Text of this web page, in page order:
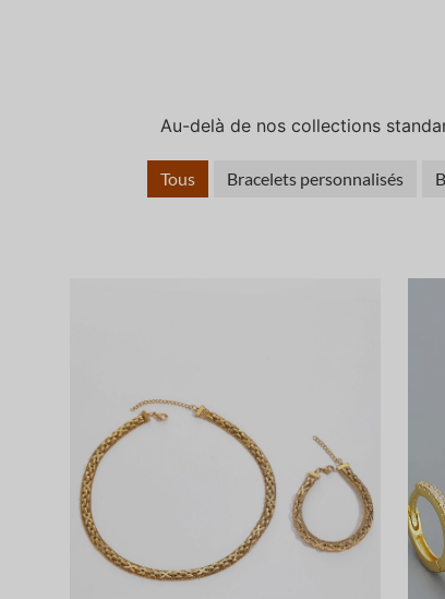
Au-delà de nos collections
Tous Bracelets personnalisés